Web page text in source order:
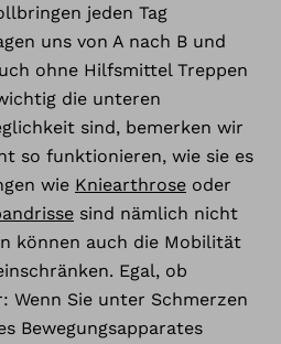
jeden Tag
uns von A nach B und
ohne Hilfsmittel Treppen
die unteren
sind, bemerken wir
so funktionieren, wie sie es
wie Kniearthrose oder
sind nämlich nicht
können auch die Mobilität
Egal, ob
Wenn Sie unter Schmerzen
Bewegungsapparates